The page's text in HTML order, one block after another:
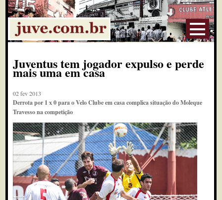
Juventus tem jogador expulso e perde
mais uma em casa
02 fev 2013
Derrota por 1 x 0 para o Velo Clube em casa complica situação do Moleque
Travesso na competição